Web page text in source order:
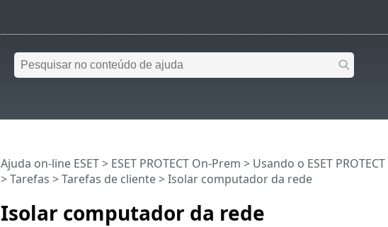
Isolar computador da rede
Ajuda on-line ESET> ESET PROTECT On-Prem > Usando o ESET
>Tarefas >Tarefas de cliente> Isolar computador da rede